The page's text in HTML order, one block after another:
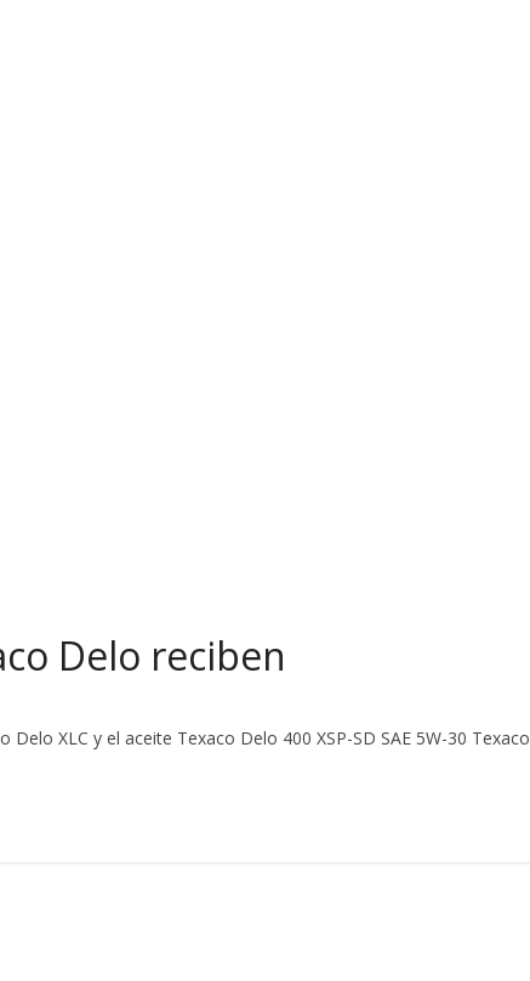
Delo reciben
XLC y el aceite Texaco Delo 400 XSP-SD SAE 5W-30 Texaco